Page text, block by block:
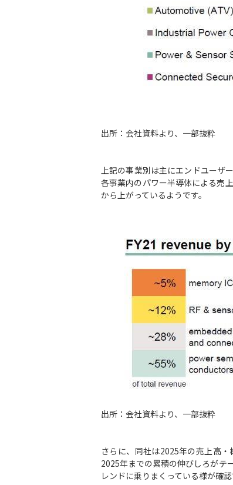
出所：会社資料より、一部抜粋
上記の事業別は主にエンドユーザ
各事業内のパワー半導体による売
から上がっているようです。
出所：会社資料より、一部抜粋
さらに、同社は2025年の売上高
2025年までの累積の伸びしろがテ
レンドに乗りまくっている様が確認